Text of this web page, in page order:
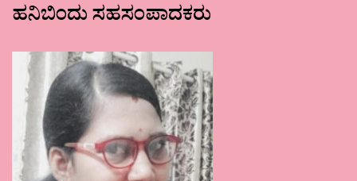
ಹನಿಬಿಂದು ಸಹಸಂಪಾದಕರು